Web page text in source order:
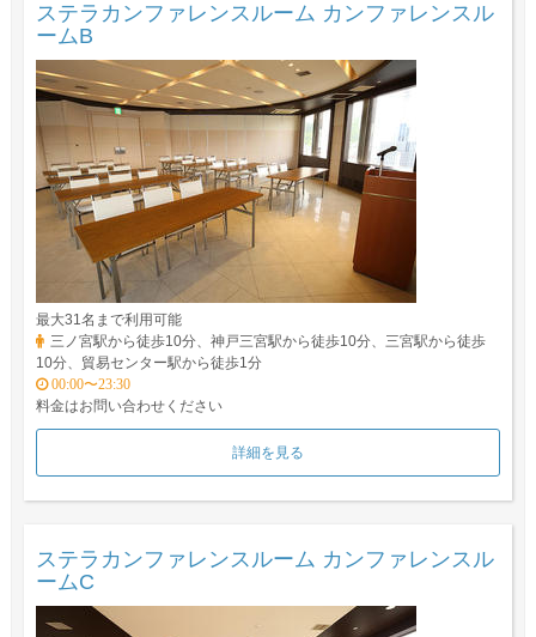
ステラカンファレンスルーム カンファレンスル
ームB
最大31名まで利用可能
三ノ宮駅から徒歩10分、神戸三宮駅から徒歩10分、三宮駅から徒歩
10分、貿易センター駅から徒歩1分
00:00〜23:30
料金はお問い合わせください
詳細を見る
ステラカンファレンスルーム カンファレンスル
ームC